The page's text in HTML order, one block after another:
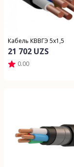
Кабель КВВГЭ 5х1,5
21 702 UZS
0.00